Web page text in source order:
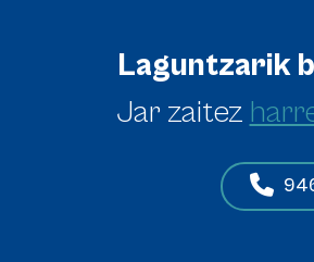
Laguntzarik
Jar zaitez